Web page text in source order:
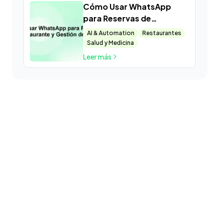
Cómo Usar WhatsApp
para Reservas de
Restaurante y Gestión de
Mesas
AI & Automation
Restaurantes
Salud y Medicina
Leer más